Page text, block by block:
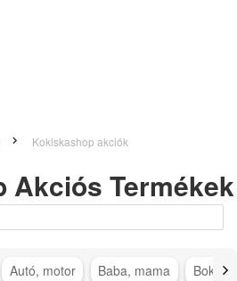
Kokiskashop akciók
Akciós Termékek
Autó, motor Baba, mama